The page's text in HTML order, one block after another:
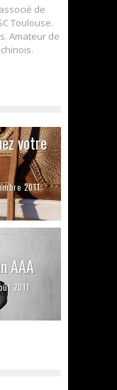
de
Toulouse.
Amateur de
votre
2011
AAA
2011